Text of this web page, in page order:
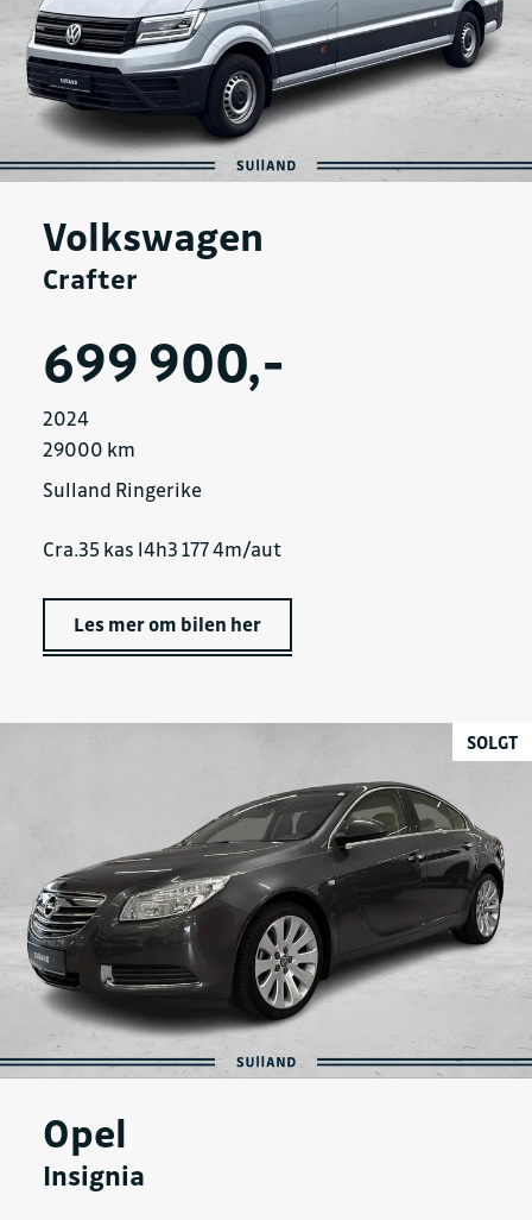
Volkswagen
Crafter
699 900,-
2024
29000 km
Sulland Ringerike
Cra.35 kas l4h3 177 4m/aut
Les mer om bilen her
SOLGT
Opel
Insignia